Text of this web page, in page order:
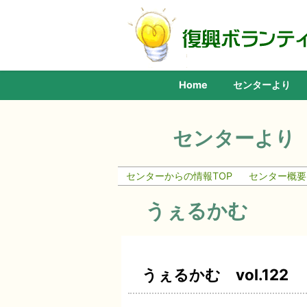
Home センターより
センターより
センターからの情報TOP センター概要
うぇるかむ
うぇるかむ vol.122